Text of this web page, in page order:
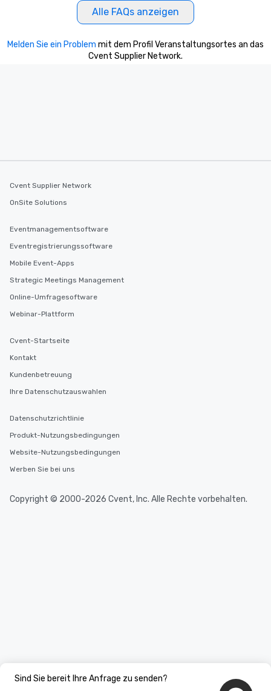
Alle FAQs anzeigen
Sind Sie bereit Ihre Anfrage zu senden?
Melden Sie ein Problem mit dem Profil Veranstaltungsortes an das
Cvent Supplier Network.
Cvent Supplier Network
OnSite Solutions
Eventmanagementsoftware
Eventregistrierungssoftware
Mobile Event-Apps
Strategic Meetings Management
Online-Umfragesoftware
Webinar-Plattform
Cvent-Startseite
Kontakt
Kundenbetreuung
Ihre Datenschutzauswahlen
Datenschutzrichtlinie
Produkt-Nutzungsbedingungen
Website-Nutzungsbedingungen
Werben Sie bei uns
Copyright © 2000-2026 Cvent, Inc. Alle Rechte vorbehalten.